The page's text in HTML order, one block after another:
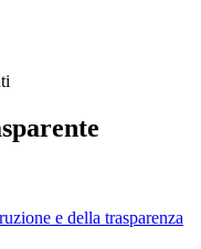
e della trasparenza